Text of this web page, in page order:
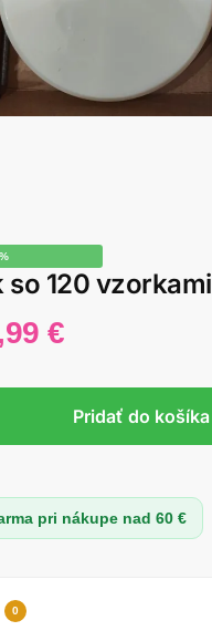
120 vzorkami
€.
€Aktuálna
je:
5,99 €.
Pridať do košíka
pri nákupe nad 60 €
0